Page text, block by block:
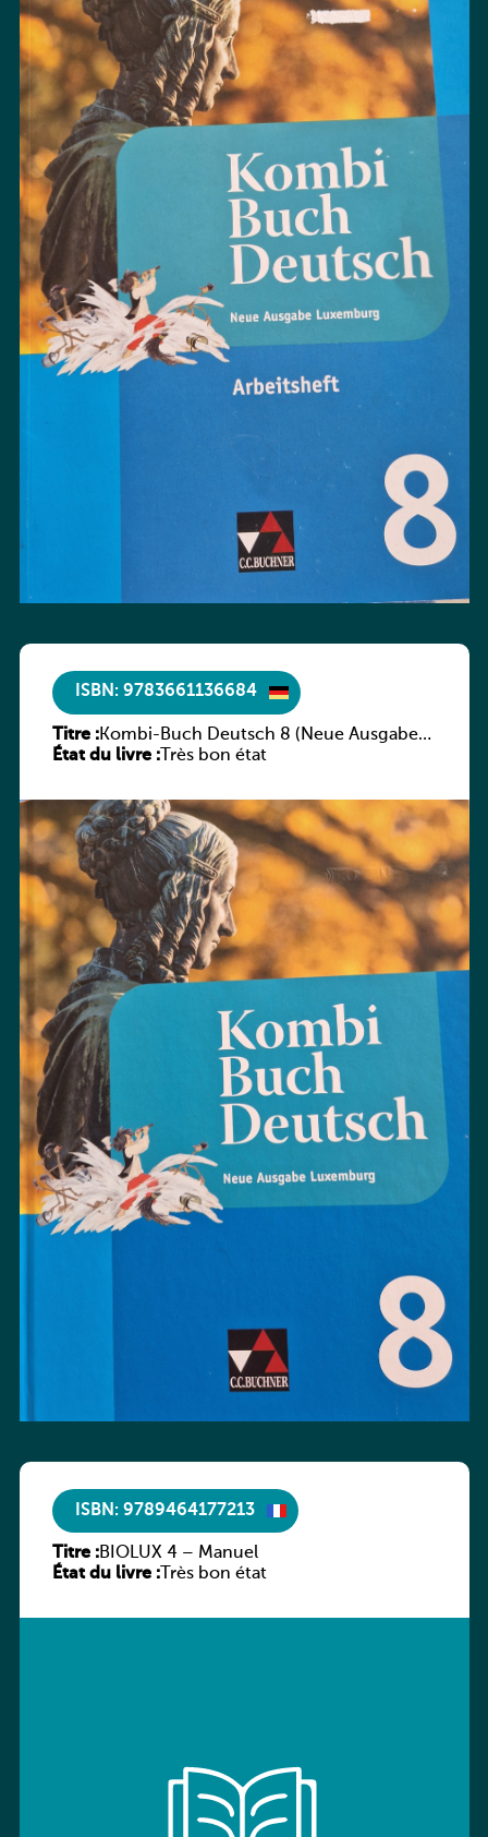
ISBN: 9783661136684
Titre :Kombi-Buch Deutsch 8 (Neue Ausgabe
Luxemburg)
État du livre :Très bon état
ISBN: 9789464177213
Titre :BIOLUX 4 – Manuel
État du livre :Très bon état